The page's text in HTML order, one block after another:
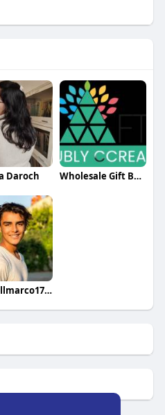
Daroch Wholesale Gift Boxes – The CCraft Tree Corporate Gift Boxes
maxwellmarco17277